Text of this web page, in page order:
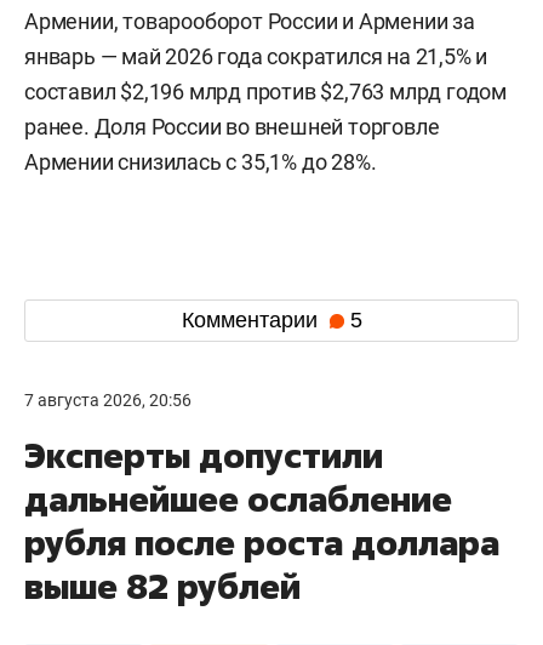
Армении, товарооборот России и Армении за
январь — май 2026 года сократился на 21,5% и
составил $2,196 млрд против $2,763 млрд годом
ранее. Доля России во внешней торговле
Армении снизилась с 35,1% до 28%.
Комментарии 5
7 августа 2026, 20:56
Эксперты допустили
дальнейшее ослабление
рубля после роста доллара
выше 82 рублей